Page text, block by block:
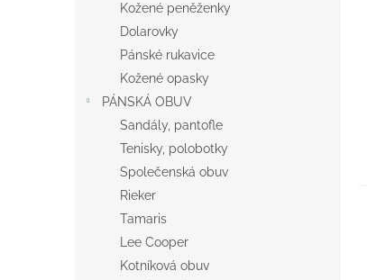
Kožené peněženky
Dolarovky
Pánské rukavice
Kožené opasky
PÁNSKÁ OBUV
Sandály, pantofle
Tenisky, polobotky
Společenská obuv
Rieker
Tamaris
Lee Cooper
Kotníková obuv